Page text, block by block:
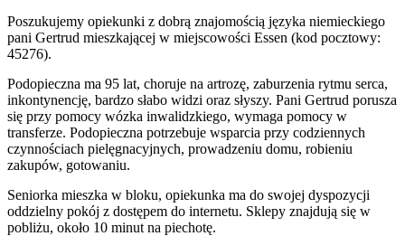
Poszukujemy opiekunki z dobrą znajomością języka niemieckiego
pani Gertrud mieszkającej w miejscowości Essen (kod pocztowy:
45276).
Podopieczna ma 95 lat, choruje na artrozę, zaburzenia rytmu serca,
inkontynencję, bardzo słabo widzi oraz słyszy. Pani Gertrud porusza
się przy pomocy wózka inwalidzkiego, wymaga pomocy w
transferze. Podopieczna potrzebuje wsparcia przy codziennych
czynnościach pielęgnacyjnych, prowadzeniu domu, robieniu
zakupów, gotowaniu.
Seniorka mieszka w bloku, opiekunka ma do swojej dyspozycji
oddzielny pokój z dostępem do internetu. Sklepy znajdują się w
pobliżu, około 10 minut na piechotę.